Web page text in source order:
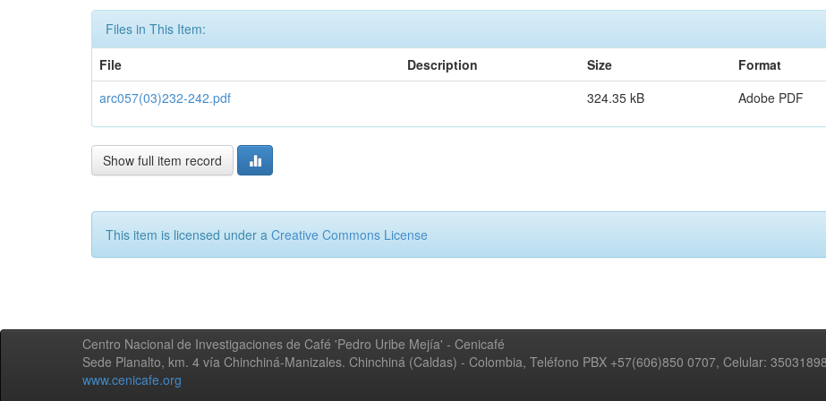
Files in This Item:
File
Description Size
Format
arc057(03)232-242.pdf
324.35 kB Adobe PDF
Show full item record
This item is licensed under a Creative Commons License
Centro Nacional de Investigaciones de Café 'Pedro Uribe Mejía' - Cenicafé
Sede Planalto, km. 4 vía Chinchiná-Manizales. Chinchiná (Caldas) - Colombia, Teléfono PBX +57(606)850 0707, Celular:
www.cenicafe.org